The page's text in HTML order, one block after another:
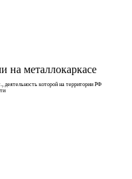
на металлокаркасе
деятельность которой на территории РФ